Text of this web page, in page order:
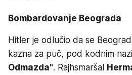
Bombardovanje Beograda
Hitler je odlučio da se
kazna za puč, pod kodnim
Odmazda". Rajhsmaršal